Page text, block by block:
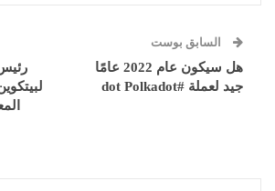
السابق بوست
هل سيكون عام 2022 عامًا
جيد لعملة #dot Polkadot